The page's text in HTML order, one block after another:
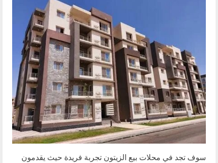
سوف تجد في محلات بيع الزيتون تجربة فريدة حيث يقدمون